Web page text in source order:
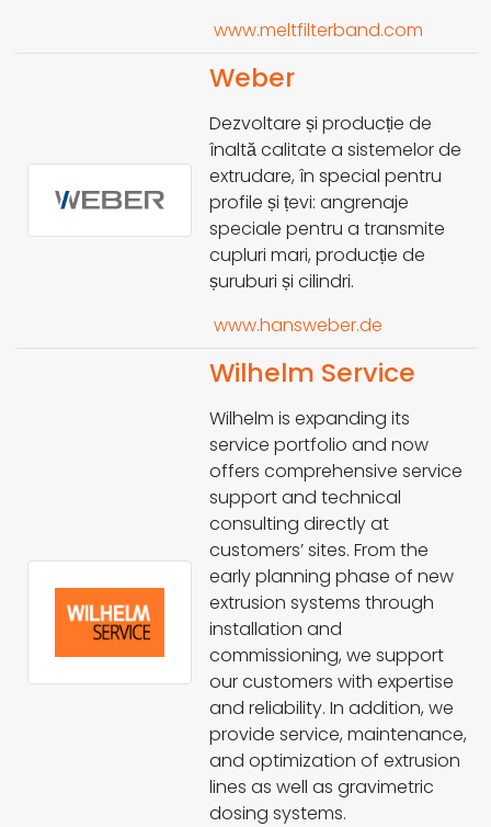
www.meltfilterband.com
Weber
Dezvoltare și producție de
înaltă calitate a sistemelor de
extrudare, în special pentru
profile și țevi: angrenaje
speciale pentru a transmite
cupluri mari, producție de
șuruburi și cilindri.
www.hansweber.de
Wilhelm Service
Wilhelm is expanding its
service portfolio and now
offers comprehensive service
support and technical
consulting directly at
customers’ sites. From the
early planning phase of new
extrusion systems through
installation and
commissioning, we support
our customers with expertise
and reliability. In addition, we
provide service, maintenance,
and optimization of extrusion
lines as well as gravimetric
dosing systems.